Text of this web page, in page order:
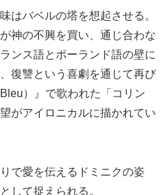
はバベルの塔を想起させる。
神の不興を買い、通じ合わな
ンス語とポーランド語の壁に
復讐という喜劇を通じて再び
）』で歌われた「コリン
がアイロニカルに描かれてい
で愛を伝えるドミニクの姿
して捉えられる。